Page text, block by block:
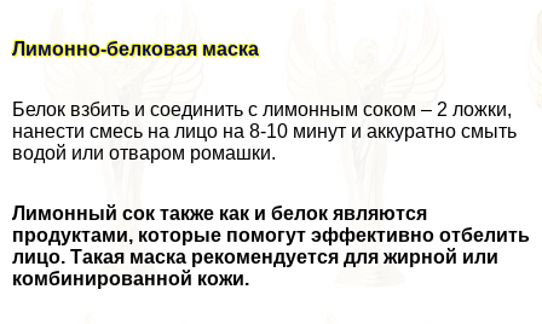
Лимонно-белковая маска
Белок взбить и соединить с лимонным соком – 2 ложки,
нанести смесь на лицо на 8-10 минут и аккуратно смыть
водой или отваром ромашки.
Лимонный сок также как и белок являются
продуктами, которые помогут эффективно отбелить
лицо. Такая маска рекомендуется для жирной или
комбинированной кожи.